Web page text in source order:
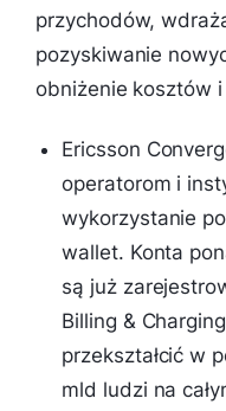
przychodów,
pozyskiwanie
obniżenie kosztów
Ericsson
operatorom i
wykorzystanie
wallet. Konta
są już
Billing &
przekształcić w
mld ludzi na